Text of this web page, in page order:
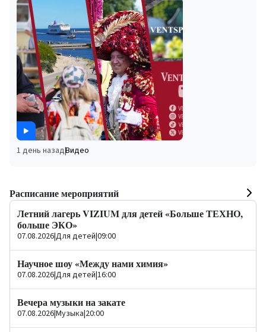
1 день назад|Видео
Расписание мероприятий
Летний лагерь VIZIUM для детей «Больше ТЕХНО,
больше ЭКО»
07.08.2026|Для детей|09:00
Научное шоу «Между нами химия»
07.08.2026|Для детей|16:00
Вечера музыки на закате
07.08.2026|Музыка|20:00